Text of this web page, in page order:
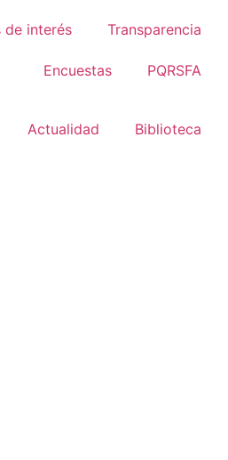
de interés Transparencia
Encuestas PQRSFA
Actualidad Biblioteca